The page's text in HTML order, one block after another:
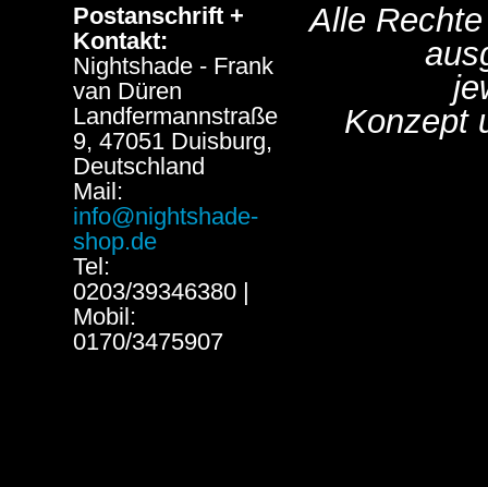
Postanschrift +
Kontakt:
Nightshade - Frank
van Düren
Landfermannstraße
9, 47051 Duisburg,
Deutschland
Mail:
info@nightshade-
shop.de
Tel:
0203/39346380 |
Mobil:
0170/3475907
Alle
Konzept